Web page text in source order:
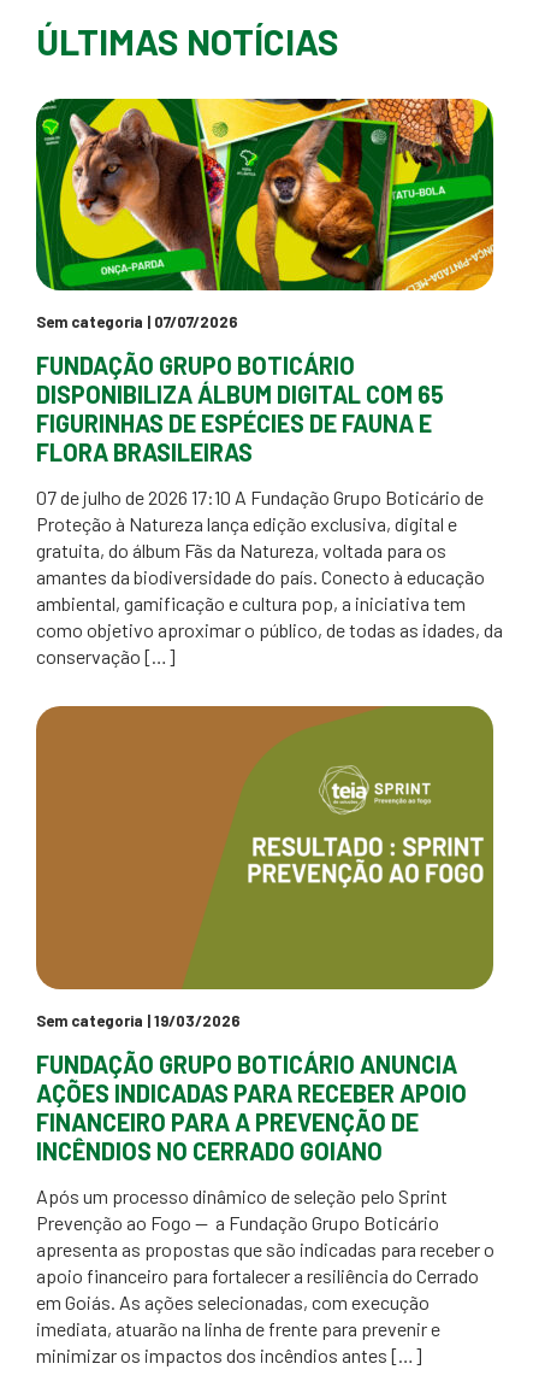
ÚLTIMAS NOTÍCIAS
Sem categoria | 07/07/2026
FUNDAÇÃO GRUPO BOTICÁRIO
DISPONIBILIZA ÁLBUM DIGITAL COM 65
FIGURINHAS DE ESPÉCIES DE FAUNA E
FLORA BRASILEIRAS
07 de julho de 2026 17:10 A Fundação Grupo Boticário de
Proteção à Natureza lança edição exclusiva, digital e
gratuita, do álbum Fãs da Natureza, voltada para os
amantes da biodiversidade do país. Conecto à educação
ambiental, gamificação e cultura pop, a iniciativa tem
como objetivo aproximar o público, de todas as idades, da
conservação […]
Sem categoria | 19/03/2026
FUNDAÇÃO GRUPO BOTICÁRIO ANUNCIA
AÇÕES INDICADAS PARA RECEBER APOIO
FINANCEIRO PARA A PREVENÇÃO DE
INCÊNDIOS NO CERRADO GOIANO
Após um processo dinâmico de seleção pelo Sprint
Prevenção ao Fogo — a Fundação Grupo Boticário
apresenta as propostas que são indicadas para receber o
apoio financeiro para fortalecer a resiliência do Cerrado
em Goiás. As ações selecionadas, com execução
imediata, atuarão na linha de frente para prevenir e
minimizar os impactos dos incêndios antes […]